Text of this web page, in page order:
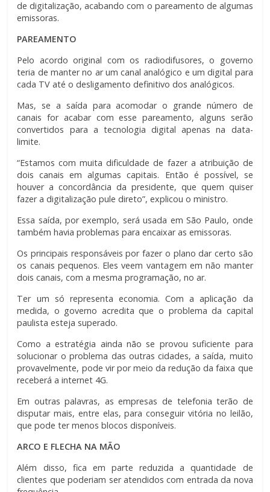
de digitalização, acabando com o pareamento de algumas
emissoras.
PAREAMENTO
Pelo acordo original com os radiodifusores, o governo
teria de manter no ar um canal analógico e um digital para
cada TV até o desligamento definitivo dos analógicos.
Mas, se a saída para acomodar o grande número de
canais for acabar com esse pareamento, alguns serão
convertidos para a tecnologia digital apenas na data-
limite.
“Estamos com muita dificuldade de fazer a atribuição de
dois canais em algumas capitais. Então é possível, se
houver a concordância da presidente, que quem quiser
fazer a digitalização pule direto”, explicou o ministro.
Essa saída, por exemplo, será usada em São Paulo, onde
também havia problemas para encaixar as emissoras.
Os principais responsáveis por fazer o plano dar certo são
os canais pequenos. Eles veem vantagem em não manter
dois canais, com a mesma programação, no ar.
Ter um só representa economia. Com a aplicação da
medida, o governo acredita que o problema da capital
paulista esteja superado.
Como a estratégia ainda não se provou suficiente para
solucionar o problema das outras cidades, a saída, muito
provavelmente, pode vir por meio da redução da faixa que
receberá a internet 4G.
Em outras palavras, as empresas de telefonia terão de
disputar mais, entre elas, para conseguir vitória no leilão,
que pode ter menos blocos disponíveis.
ARCO E FLECHA NA MÃO
Além disso, fica em parte reduzida a quantidade de
clientes que poderiam ser atendidos com entrada da nova